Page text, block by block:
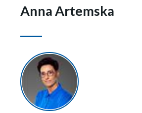
Anna Artemska